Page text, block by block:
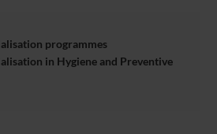
programmes
in Hygiene and Preventive